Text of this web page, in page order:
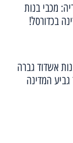
מכבי בנות
בכדורסל!
אשדוד גברה
המדינה